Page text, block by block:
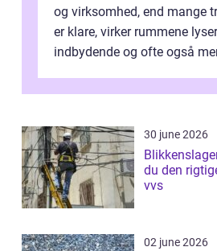
og virksomhed, end mange
er klare, virker rummene
indbydende og ofte også
30 june 2026
Blikkenslager viborg
du den
vvs
02 june 2026